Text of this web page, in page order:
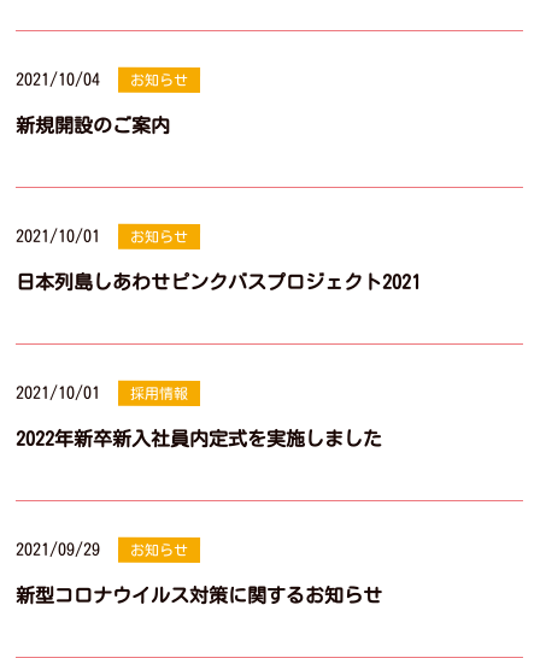
2021/10/04 お知らせ
新規開設のご案内
2021/10/01 お知らせ
日本列島しあわせピンクバスプロジェクト2021
2021/10/01 採用情報
2022年新卒新入社員内定式を実施しました
2021/09/29 お知らせ
新型コロナウイルス対策に関するお知らせ